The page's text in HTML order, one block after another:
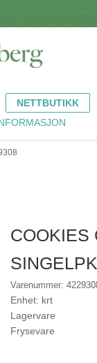
NETTBUTIKK
COOKIES
Varenummer:
Enhet: krt
Lagervare
Frysevare